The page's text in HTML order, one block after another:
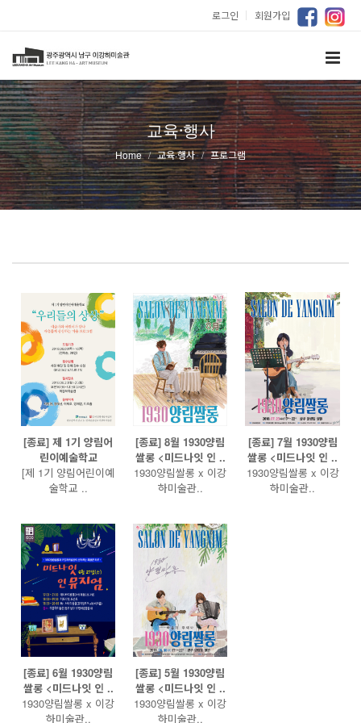
로그인 ｜ 회원가입
교육·행사
Home 교육·행사 프로그램
[종료] 제 1기 양림어
린이예술학교
[제 1기 양림어린이예
술학교 ..
[종료] 8월 1930양림
쌀롱 <미드나잇 인 ..
1930양림쌀롱 x 이강
하미술관..
[종료] 7월 1930양림
쌀롱 <미드나잇 인 ..
1930양림쌀롱 x 이강
하미술관..
[종료] 6월 1930양림
쌀롱 <미드나잇 인 ..
1930양림쌀롱 x 이강
하미술관..
[종료] 5월 1930양림
쌀롱 <미드나잇 인 ..
1930양림쌀롱 x 이강
하미술관..